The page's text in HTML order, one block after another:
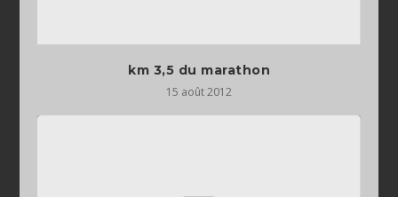
km 3,5 du marathon
15 août 2012